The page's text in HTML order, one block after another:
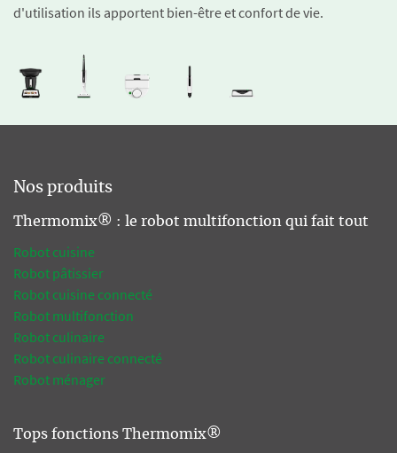
d'utilisation ils apportent bien-être et confort de vie.
Nos produits
Thermomix® : le robot multifonction qui fait tout
Robot cuisine
Robot pâtissier
Robot cuisine connecté
Robot multifonction
Robot culinaire
Robot culinaire connecté
Robot ménager
Tops fonctions Thermomix®